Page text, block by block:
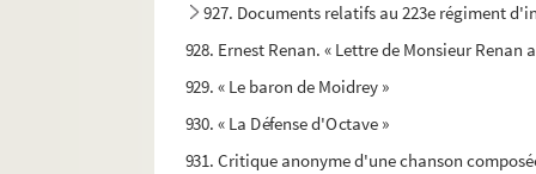
927. Documents relatifs au 223e régiment
928. Ernest Renan. « Lettre de Monsieur
929. « Le baron de Moidrey »
930. « La Défense d'Octave »
931. Critique anonyme d'une chanson